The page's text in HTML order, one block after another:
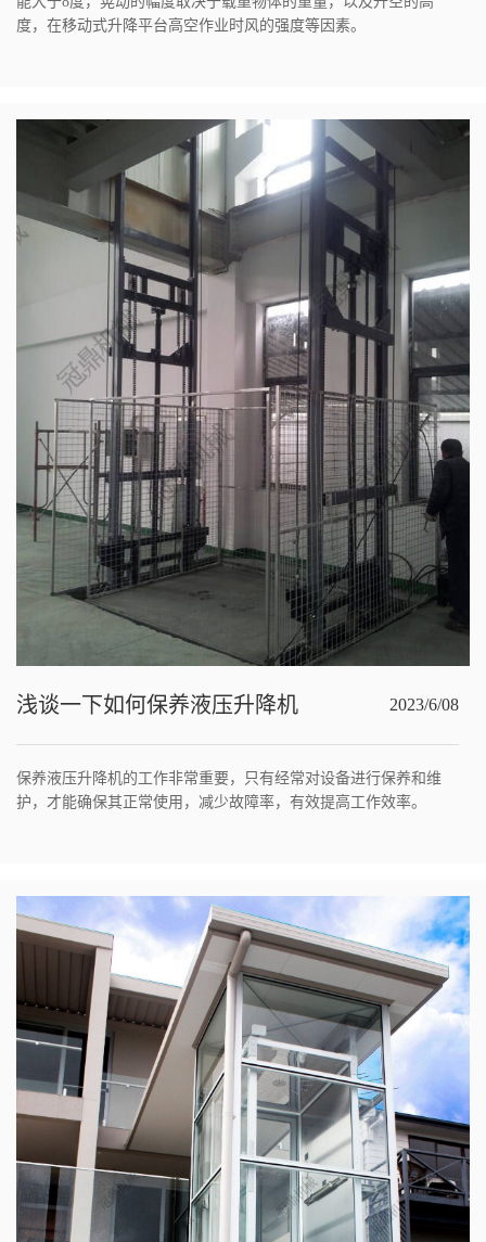
度，在移动式升降平台高空作业时风的强度等因素。
浅谈一下如何保养液压升降机 2023/6/08
保养液压升降机的工作非常重要，只有经常对设备进行保养和维
护，才能确保其正常使用，减少故障率，有效提高工作效率。